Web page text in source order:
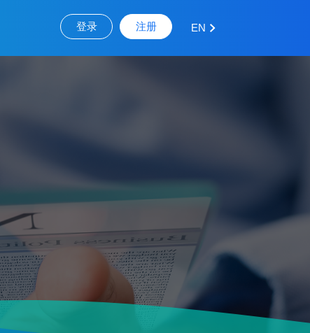
登录 注册 EN